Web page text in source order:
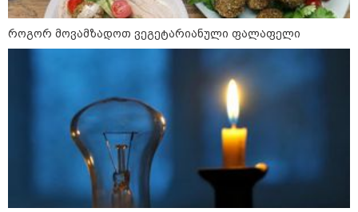
09:33 / 05-08-2026
დატოვებულ სახლში
თვითნებურად ცხოვრობს
ანდერძში ერთი სიტყვითაც კი
არ არის მოხსენიებული" - ანა
09:32 / 05-08-2026
"4 დღე უწყლოდ და უპუროდ
გაატარეს, მათ სიცოცხლე
დავუბრუნეთ" - ქართველი
მეზღვაური წერს, რომ 36
მიგრანტი, მათ შორის, ორსული
გოგონა გადაარჩინა
როგორ მოვამზადოთ ვეგეტარიანული ფალაფელი